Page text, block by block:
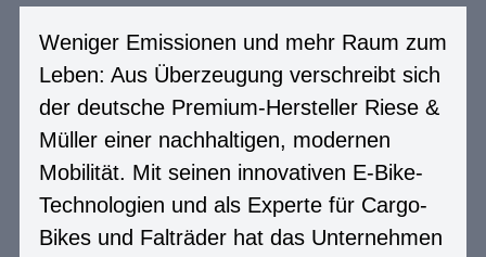
Weniger Emissionen und mehr Raum zum
Leben: Aus Überzeugung verschreibt sich
der deutsche Premium-Hersteller Riese &
Müller einer nachhaltigen, modernen
Mobilität. Mit seinen innovativen E-Bike-
Technologien und als Experte für Cargo-
Bikes und Falträder hat das Unternehmen